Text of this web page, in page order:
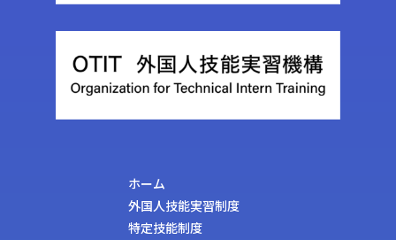
ホーム
外国人技能実習制度
特定技能制度